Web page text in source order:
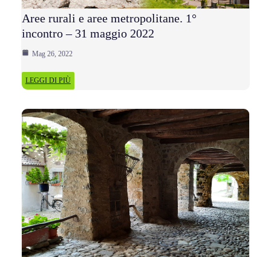
Aree rurali e aree metropolitane. 1°
incontro – 31 maggio 2022
Mag 26, 2022
LEGGI DI PIÙ